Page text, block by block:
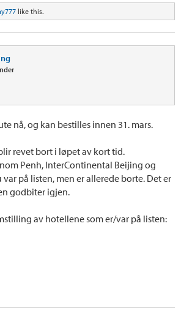
like this.
nå, og kan bestilles innen 31. mars.
revet bort i løpet av kort tid.
Penh, InterContinental Beijing og
på listen, men er allerede borte. Det er
godbiter igjen.
av hotellene som er/var på listen: